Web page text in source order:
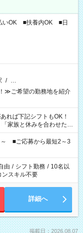
いOK ■扶養内OK ■日
/ …
≫ご希望の勤務地を紹介
い」 「できれば残業はし
ワーク希望
時間と、もう1つのお仕事
場合は応募できません。
～ ■ご応募から最短2～3
由 / シフト勤務 / 10名以
ンスキル不要
詳細へ
掲載日：2026.08.07